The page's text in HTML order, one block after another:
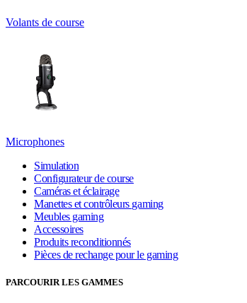
Volants de course
Microphones
Simulation
Configurateur de course
Caméras et éclairage
Manettes et contrôleurs gaming
Meubles gaming
Accessoires
Produits reconditionnés
Pièces de rechange pour le gaming
PARCOURIR LES GAMMES